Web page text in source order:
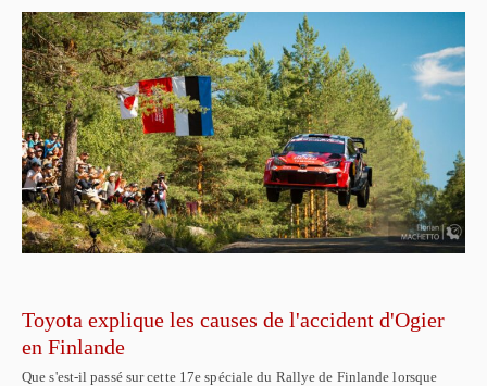
Toyota explique les causes de l'accident d'Ogier
en Finlande
Que s'est-il passé sur cette 17e spéciale du Rallye de Finlande lorsque